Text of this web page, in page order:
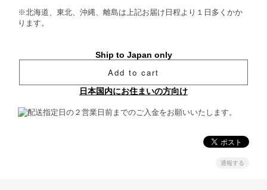
※北海道、東北、沖縄、離島は上記お届け日程より１日多くかか
ります。
Ship to Japan only
Add to cart
日本国内にお住まいの方向け
通報する